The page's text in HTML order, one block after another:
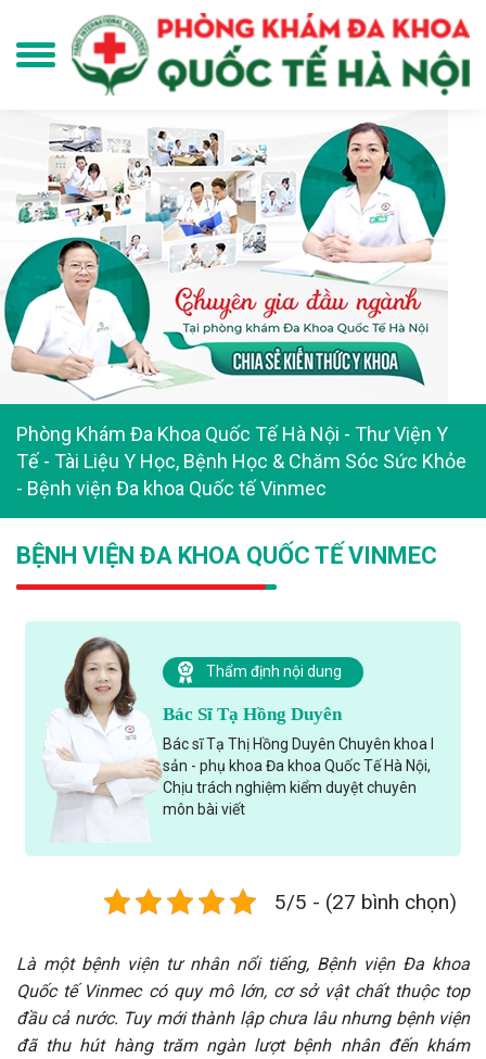
Phòng Khám Đa Khoa Quốc Tế Hà Nội - Thư Viện Y
Tế - Tài Liệu Y Học, Bệnh Học & Chăm Sóc Sức Khỏe
- Bệnh viện Đa khoa Quốc tế Vinmec
BỆNH VIỆN ĐA KHOA QUỐC TẾ VINMEC
Thẩm định nội dung
Bác Sĩ Tạ Hồng Duyên
Bác sĩ Tạ Thị Hồng Duyên Chuyên khoa I
sản - phụ khoa Đa khoa Quốc Tế Hà Nội,
Chịu trách nghiệm kiểm duyệt chuyên
môn bài viết
5/5 - (27 bình chọn)
Là một bệnh viện tư nhân nổi tiếng, Bệnh viện Đa khoa
Quốc tế Vinmec có quy mô lớn, cơ sở vật chất thuộc top
đầu cả nước. Tuy mới thành lập chưa lâu nhưng bệnh viện
đã thu hút hàng trăm ngàn lượt bệnh nhân đến khám